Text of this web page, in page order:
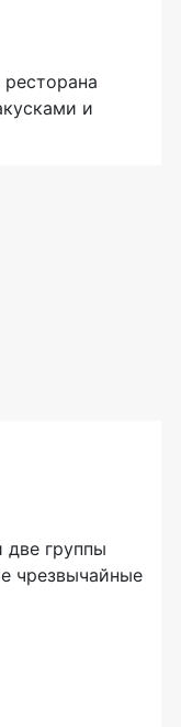
и
группы
чрезвычайные